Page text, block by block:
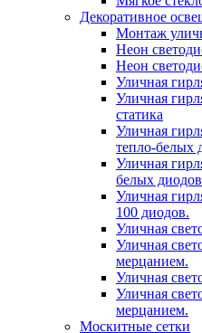
Декоративное
Монтаж
Неон
Неон
Уличная
Уличная
статика
Уличная
тепло-белых
Уличная
белых диодов
Уличная
100 диодов.
Уличная
Уличная
мерцанием.
Уличная
Уличная
мерцанием.
Москитные сетки